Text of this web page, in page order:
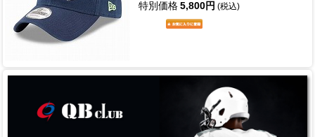
特別価格 5,800円 (税込)